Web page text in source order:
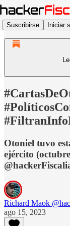
Suscribirse Iniciar
Otoniel tuvo
ejército
Richard Maok
ago 15, 2023